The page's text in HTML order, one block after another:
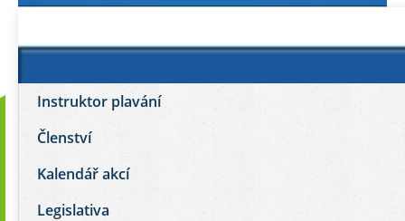
Instruktor plavání
Členství
Kalendář akcí
Legislativa